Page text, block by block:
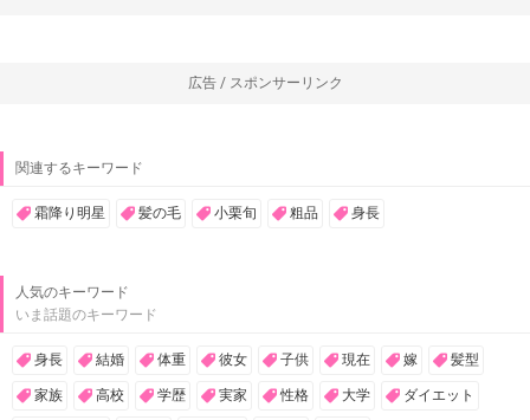
広告 / スポンサーリンク
関連するキーワード
霜降り明星 髪の毛 小栗旬 粗品 身長
人気のキーワード
いま話題のキーワード
身長 結婚 体重 彼女 子供 現在 嫁 髪型
家族 高校 学歴 実家 性格 大学 ダイエット